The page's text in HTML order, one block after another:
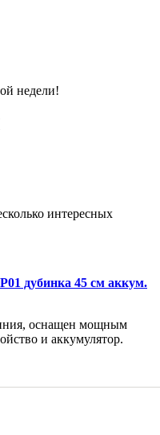
недели!
интересных
дубинка 45 см аккум.
оснащен мощным
и аккумулятор.